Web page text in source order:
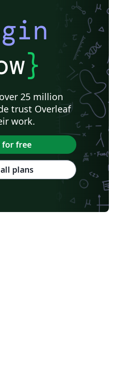
}
25 million
trust Overleaf
work.
for free
plans